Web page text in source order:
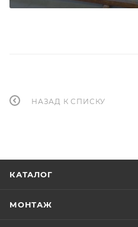
НАЗАД К СПИСКУ
КАТАЛОГ
МОНТАЖ